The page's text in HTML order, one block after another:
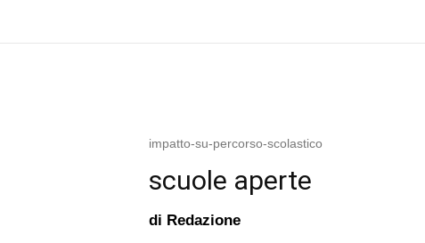
impatto-su-percorso-scolastico
scuole aperte
di Redazione